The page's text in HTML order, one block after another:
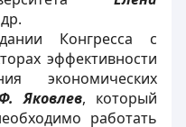
Конгресса с
эффективности
экономических
Яковлев, который
работать